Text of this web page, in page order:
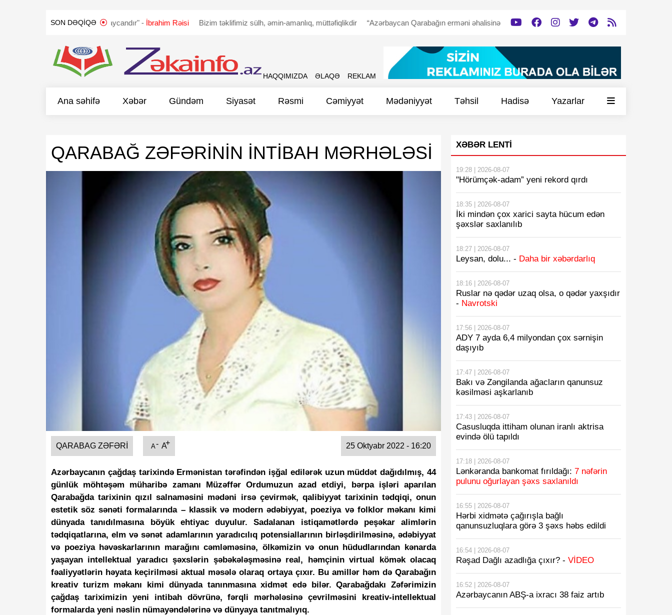
SON DƏQIQƏ
"Qarabağ Azərbaycandır" - İbrahim Rəisi Bizim təklifimiz sülh, əmin-amanlıq, müttəfiqlikdir “Azərbaycan Qarabağın erməni əhalisinə dəstək verəcək” Tərtərdə tərk edilmiş döyüş mövqeyi -
HAQQIMIZDA ƏLAQƏ REKLAM
Ana səhifə Xəbər Gündəm Siyasət Rəsmi Cəmiyyət Mədəniyyət Təhsil Hadisə Yazarlar
QARABAĞ ZƏFƏRİNİN İNTİBAH MƏRHƏLƏSİ
QARABAG ZƏFƏRI A- A+ 25 Oktyabr 2022 - 16:20
Azərbaycanın çağdaş tarixində Ermənistan tərəfindən işğal edilərək uzun müddət dağıdılmış, 44
günlük möhtəşəm müharibə zamanı Müzəffər Ordumuzun azad etdiyi, bərpa işləri aparılan
Qarabağda tarixinin qızıl salnaməsini mədəni irsə çevirmək, qalibiyyət tarixinin tədqiqi, onun
estetik söz sənəti formalarında – klassik və modern ədəbiyyat, poeziya və folklor məkanı kimi
dünyada tanıdılmasına böyük ehtiyac duyulur. Sadalanan istiqamətlərdə peşəkar alimlərin
tədqiqatlarına, elm və sənət adamlarının yaradıcılıq potensiallarının birləşdirilməsinə, ədəbiyyat
və poeziya həvəskarlarının marağını cəmləməsinə, ölkəmizin və onun hüdudlarından kənarda
yaşayan intellektual yaradıcı şəxslərin şəbəkələşməsinə real, həmçinin virtual kömək olacaq
fəaliyyətlərin həyata keçirilməsi aktual məsələ olaraq ortaya çıxır. Bu amillər həm də Qarabağın
kreativ turizm məkanı kimi dünyada tanınmasına xidmət edə bilər. Qarabağdakı Zəfərimizin
çağdaş tariximizin yeni intibah dövrünə, fərqli mərhələsinə çevrilməsini kreativ-intellektual
formalarda yeni nəslin nümayəndələrinə və dünyaya tanıtmalıyıq.
XƏBƏR LENTI
19:28 | 2026-08-07
"Hörümçək-adam” yeni rekord qırdı
18:35 | 2026-08-07
İki mindən çox xarici sayta hücum edən
şəxslər saxlanılıb
18:27 | 2026-08-07
Leysan, dolu... - Daha bir xəbərdarlıq
18:16 | 2026-08-07
Ruslar nə qədər uzaq olsa, o qədər yaxşıdır
- Navrotski
17:56 | 2026-08-07
ADY 7 ayda 6,4 milyondan çox sərnişin
daşıyıb
17:47 | 2026-08-07
Bakı və Zəngilanda ağacların qanunsuz
kəsilməsi aşkarlanıb
17:43 | 2026-08-07
Casusluqda ittiham olunan iranlı aktrisa
evində ölü tapıldı
17:18 | 2026-08-07
Lənkəranda bankomat fırıldağı: 7 nəfərin
pulunu oğurlayan şəxs saxlanıldı
16:55 | 2026-08-07
Hərbi xidmətə çağırışla bağlı
qanunsuzluqlara görə 3 şəxs həbs edildi
16:54 | 2026-08-07
Rəşad Dağlı azadlığa çıxır? - VİDEO
16:52 | 2026-08-07
Azərbaycanın ABŞ-a ixracı 38 faiz artıb